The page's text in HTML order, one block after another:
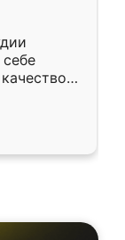
почти